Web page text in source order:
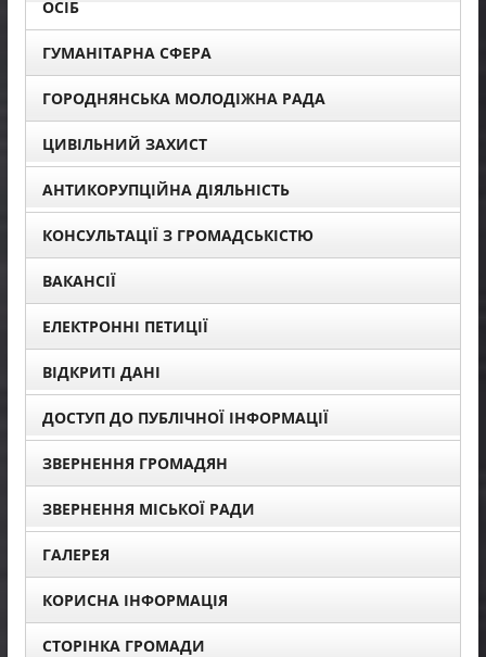
ОСІБ
ГУМАНІТАРНА СФЕРА
ГОРОДНЯНСЬКА МОЛОДІЖНА РАДА
ЦИВІЛЬНИЙ ЗАХИСТ
АНТИКОРУПЦІЙНА ДІЯЛЬНІСТЬ
КОНСУЛЬТАЦІЇ З ГРОМАДСЬКІСТЮ
ВАКАНСІЇ
ЕЛЕКТРОННІ ПЕТИЦІЇ
ВІДКРИТІ ДАНІ
ДОСТУП ДО ПУБЛІЧНОЇ ІНФОРМАЦІЇ
ЗВЕРНЕННЯ ГРОМАДЯН
ЗВЕРНЕННЯ МІСЬКОЇ РАДИ
ГАЛЕРЕЯ
КОРИСНА ІНФОРМАЦІЯ
СТОРІНКА ГРОМАДИ